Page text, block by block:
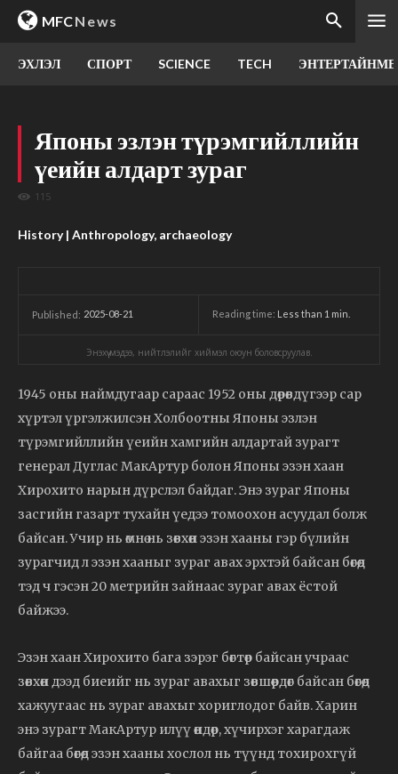
MFCNews
ЭХЛЭЛ СПОРТ SCIENCE TECH
Японы эзлэн түрэмгийллийн
үеийн алдарт зураг
115
History | Anthropology, archaeology
Published: 2025-08-21 Reading time: Less than 1 min.
Энэхүү мэдээ, нийтлэлийг хиймэл оюун боловсруулав.
1945 оны наймдугаар сараас 1952 оны дөрөвдүгээр сар
хүртэл үргэлжилсэн Холбоотны Японы эзлэн
түрэмгийллийн үеийн хамгийн алдартай зурагт
генерал Дуглас МакАртур болон Японы эзэн хаан
Хирохито нарын дүрслэл байдаг. Энэ зураг Японы
засгийн газарт тухайн үедээ томоохон асуудал болж
байсан. Учир нь өмнө нь зөвхөн эзэн хааны гэр бүлийн
зурагчид л эзэн хааныг зураг авах эрхтэй байсан бөгөөд
тэд ч гэсэн 20 метрийн зайнаас зураг авах ёстой
байжээ.
Эзэн хаан Хирохито бага зэрэг бөгтөр байсан учраас
зөвхөн дээд биеийг нь зураг авахыг зөвшөөрдөг байсан бөгөөд
хажуугаас нь зураг авахыг хориглодог байв. Харин
энэ зурагт МакАртур илүү өндөр, хүчирхэг харагдаж
байгаа бөгөөд эзэн хааны хослол нь түүнд тохирохгүй